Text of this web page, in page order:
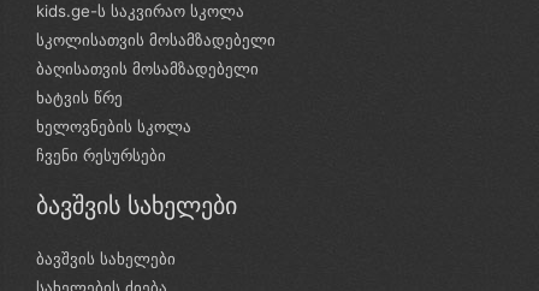
kids.ge-ს საკვირაო სკოლა
სკოლისათვის მოსამზადებელი
ბაღისათვის მოსამზადებელი
ხატვის წრე
ხელოვნების სკოლა
ჩვენი რესურსები
ბავშვის სახელები
ბავშვის სახელები